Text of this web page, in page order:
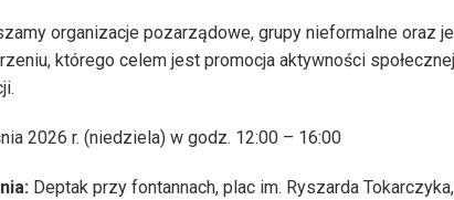
organizacje pozarządowe, grupy nieformalne oraz
którego celem jest promocja aktywności
2026 r. (niedziela) w godz. 12:00 – 16:00
Deptak przy fontannach, plac im. Ryszarda